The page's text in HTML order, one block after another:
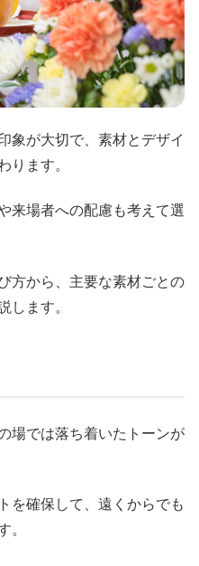
象が大切で、素材とデザイ
ります。
来場者への配慮も考えて選
方から、主要な素材ごとの
します。
場では落ち着いたトーンが
を確保して、遠くからでも
。